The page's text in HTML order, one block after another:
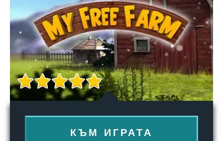
КЪМ ИГРАТА